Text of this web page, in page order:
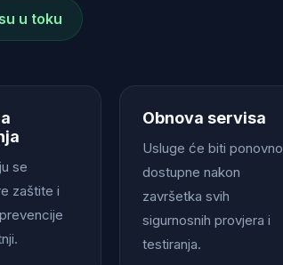
u toku
se
zaštite i
Obnova servisa
Usluge će biti ponovno
dostupne nakon
završetka svih
sigurnosnih provjera i
testiranja.